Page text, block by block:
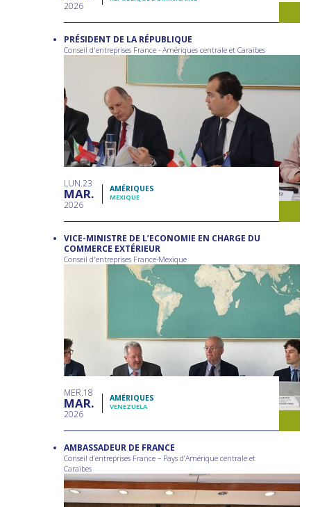
2026
PRÉSIDENT DE LA RÉPUBLIQUE
Conseil d'entreprises France - Amériques centrale et Caraïbes
LUN 23
MAR
2026
AMÉRIQUES
MEXIQUE
VICE-MINISTRE DE L’ECONOMIE EN CHARGE DU
COMMERCE EXTÉRIEUR
Conseil d'entreprises France-Mexique
MER 18
MAR
2026
AMÉRIQUES
VENEZUELA
AMBASSADEUR DE FRANCE
Conseil d’entreprises France – Pays d’Amérique centrale et
Caraïbes